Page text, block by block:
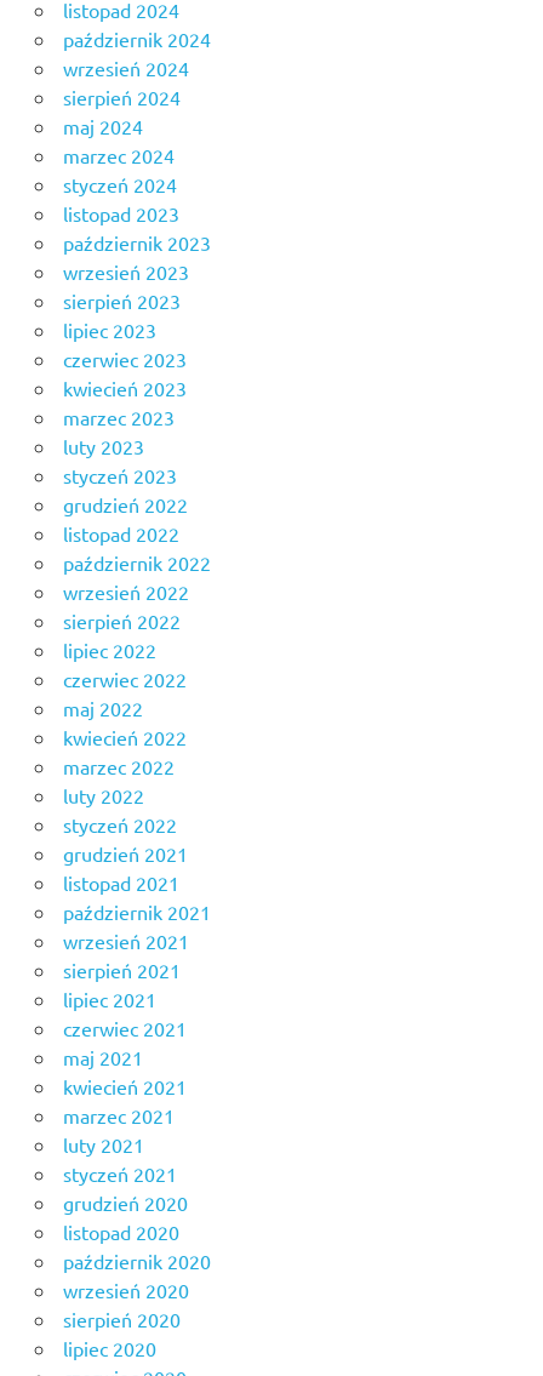
listopad 2024
październik 2024
wrzesień 2024
sierpień 2024
maj 2024
marzec 2024
styczeń 2024
listopad 2023
październik 2023
wrzesień 2023
sierpień 2023
lipiec 2023
czerwiec 2023
kwiecień 2023
marzec 2023
luty 2023
styczeń 2023
grudzień 2022
listopad 2022
październik 2022
wrzesień 2022
sierpień 2022
lipiec 2022
czerwiec 2022
maj 2022
kwiecień 2022
marzec 2022
luty 2022
styczeń 2022
grudzień 2021
listopad 2021
październik 2021
wrzesień 2021
sierpień 2021
lipiec 2021
czerwiec 2021
maj 2021
kwiecień 2021
marzec 2021
luty 2021
styczeń 2021
grudzień 2020
listopad 2020
październik 2020
wrzesień 2020
sierpień 2020
lipiec 2020